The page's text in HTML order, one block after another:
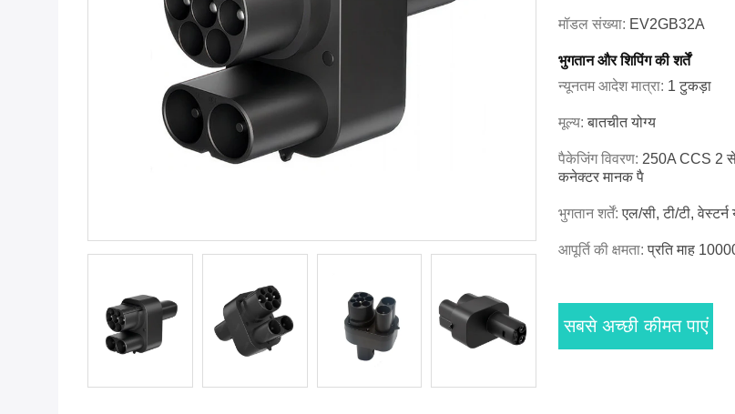
मॉडल संख्या: EV2GB32A
भुगतान और शिपिंग की शर्तें
न्यूनतम आदेश मात्रा: 1 टुकड़ा
मूल्य:बातचीत योग्य
पैकेजिंग विवरण: 250A CCS 2 से
कनेक्टर मानक पै
भुगतान शर्तें:एल/सी, टी/टी, वेस्टर्न
आपूर्ति की क्षमता:प्रति माह
सबसे अच्छी कीमत पाएं